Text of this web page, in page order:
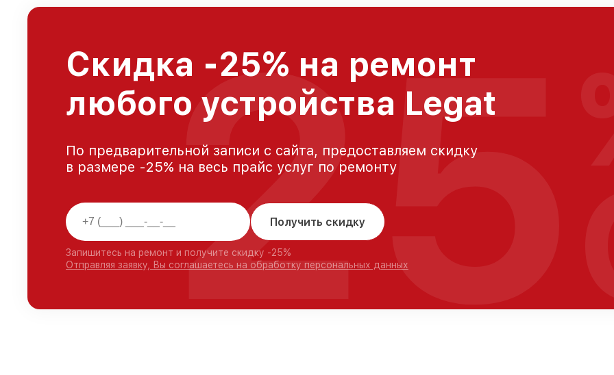
Скидка -25% на ремонт
любого устройства Legat
По предварительной записи с сайта, предоставляем скидку
в размере -25% на весь прайс услуг по ремонту
Получить скидку
Запишитесь на ремонт и получите скидку -25%
Отправляя заявку, Вы соглашаетесь на обработку персональных данных
25